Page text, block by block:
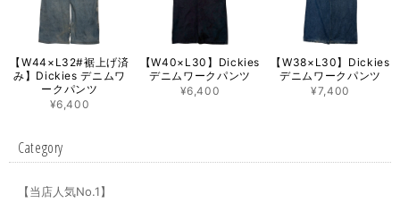
【W44×L32#裾上げ済
み】Dickies デニムワ
ークパンツ
¥6,400
【W40×L30】Dickies
デニムワークパンツ
¥6,400
【W38×L30】Dickies
デニムワークパンツ
¥7,400
Category
【当店人気No.1】